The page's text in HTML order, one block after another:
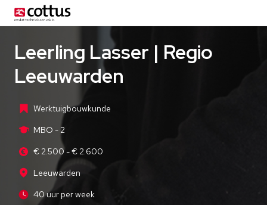
Leerling Lasser | Regio
Leeuwarden
Werktuigbouwkunde
MBO - 2
€ 2.500 - € 2.600
Leeuwarden
40 uur per week